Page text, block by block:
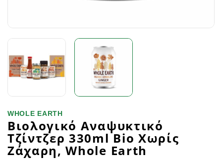
WHOLE EARTH
Βιολογικό Αναψυκτικό
Τζίντζερ 330ml Bio Χωρίς
Ζάχαρη, Whole Earth